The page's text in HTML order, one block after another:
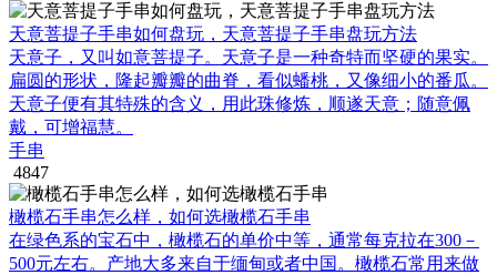
天意菩提子手串如何盘玩，天意菩提子手串盘玩方法
天意子，又叫如意菩提子。天意子是一种奇特而坚硬的果实。
扁圆的形状，隆起瓣瓣的曲脊，看似蟠桃，又像细小的番瓜。
天意子便有其特殊的含义，用此珠修炼，顺遂天意；随意佩
戴，可增福慧。
手串
4847
橄榄石手串怎么样，如何选橄榄石手串
在绿色系的宝石中，橄榄石的单价中等，通常每克拉在300－
500元左右。产地大多来自于缅甸或者中国。橄榄石常用来做